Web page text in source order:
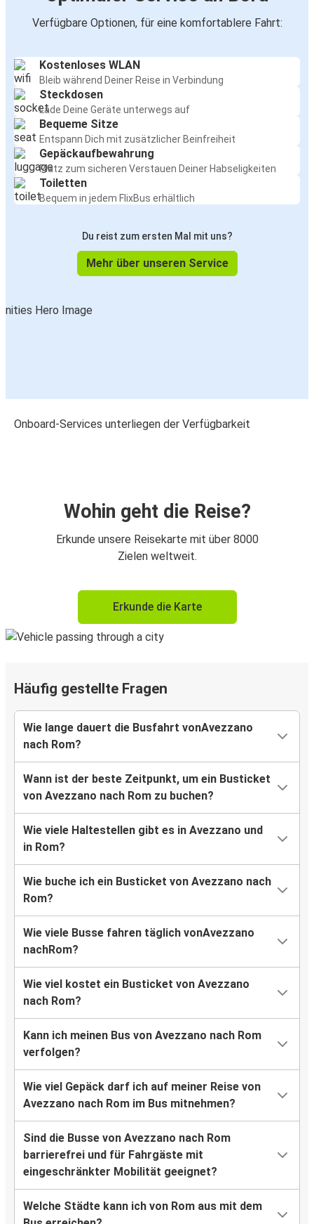
Verfügbare Optionen, für eine komfortablere Fahrt:
Kostenloses WLAN
Bleib während Deiner Reise in Verbindung
Steckdosen
Lade Deine Geräte unterwegs auf
Bequeme Sitze
Entspann Dich mit zusätzlicher Beinfreiheit
Gepäckaufbewahrung
Platz zum sicheren Verstauen Deiner Habseligkeiten
Toiletten
Bequem in jedem FlixBus erhältlich
Du reist zum ersten Mal mit uns?
Mehr über unseren Service
Onboard-Services unterliegen der Verfügbarkeit
Wohin geht die Reise?
Erkunde unsere Reisekarte mit über 8000
Zielen weltweit.
Erkunde die Karte
Häufig gestellte Fragen
Wie lange dauert die Busfahrt vonAvezzano
nach Rom?
Wann ist der beste Zeitpunkt, um ein Busticket
von Avezzano nach Rom zu buchen?
Wie viele Haltestellen gibt es in Avezzano und
in Rom?
Wie buche ich ein Busticket von Avezzano nach
Rom?
Wie viele Busse fahren täglich vonAvezzano
nachRom?
Wie viel kostet ein Busticket von Avezzano
nach Rom?
Kann ich meinen Bus von Avezzano nach Rom
verfolgen?
Wie viel Gepäck darf ich auf meiner Reise von
Avezzano nach Rom im Bus mitnehmen?
Sind die Busse von Avezzano nach Rom
barrierefrei und für Fahrgäste mit
eingeschränkter Mobilität geeignet?
Welche Städte kann ich von Rom aus mit dem